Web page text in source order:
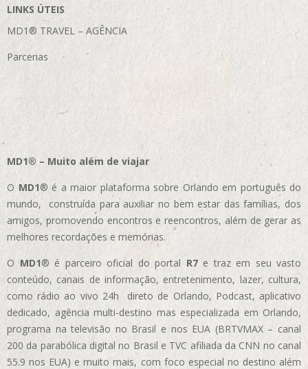
LINKS ÚTEIS
MD1® TRAVEL – AGÊNCIA
Parcerias
MD1® – Muito além de viajar
O MD1® é a maior plataforma sobre Orlando em português do
mundo, construída para auxiliar no bem estar das famílias, dos
amigos, promovendo encontros e reencontros, além de gerar as
melhores recordações e memórias.
OMD1® é parceiro oficial do portal R7e traz em seu vasto
conteúdo, canais de informação, entretenimento, lazer, cultura,
como rádio ao vivo 24h direto de Orlando, Podcast, aplicativo
dedicado, agência multi-destino mas especializada em Orlando,
programa na televisão no Brasil e nos EUA (BRTVMAX – canal
200 da parabólica digital no Brasil e TVC afiliada da CNN no canal
55.9 nos EUA) e muito mais, com foco especial no destino além